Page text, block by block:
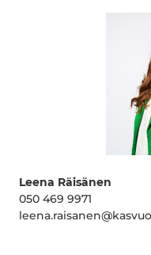
Leena Räisänen
050 469 9971